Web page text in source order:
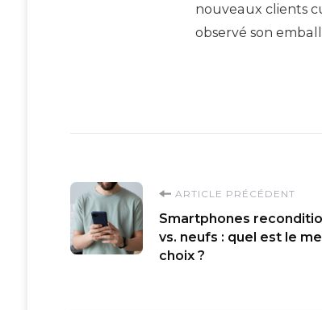
nouveaux clients
observé son
Navigation
d'article
ARTICLE PRÉCÉDENT
Smartphones
vs. neufs : quel est le
choix ?